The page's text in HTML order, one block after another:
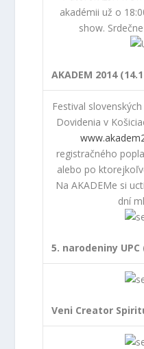
akadémii už o
show.
AKADEM 2014
Festival
Dovidenia v
registračného
alebo po
Na AKADEMe si
dní
5. narodeniny UPC
Veni Creator